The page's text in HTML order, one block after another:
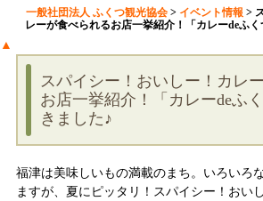
一般社団法人 ふくつ観光協会 > イベント情報 >
レーが食べられるお店一挙紹介！「カレーdeふ
▲
スパイシー！おいしー！カレ
お店一挙紹介！「カレーdeふ
きました♪
福津は美味しいもの満載のまち。いろいろ
ますが、夏にピッタリ！スパイシー！おい